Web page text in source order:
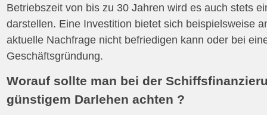
Betriebszeit von bis zu 30 Jahren wird es auch stets
darstellen. Eine Investition bietet sich beispielsweise
aktuelle Nachfrage nicht befriedigen kann oder bei
Geschäftsgründung.
Worauf sollte man bei der
günstigem Darlehen achten ?